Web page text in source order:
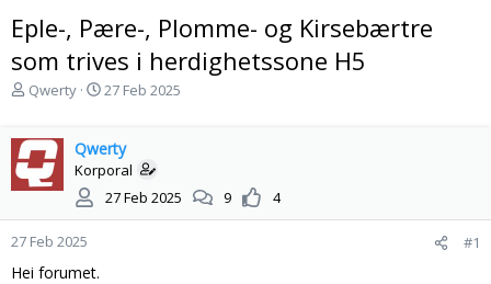
Eple-, Pære-, Plomme- og Kirsebærtre
som trives i herdighetssone H5
T
d
s
t
r
t
e
Qwerty
S
r
t
a
t
27 Feb 2025
Qwerty
Korporal
27 Feb 2025
9 4
27 Feb 2025 #1
Hei forumet.